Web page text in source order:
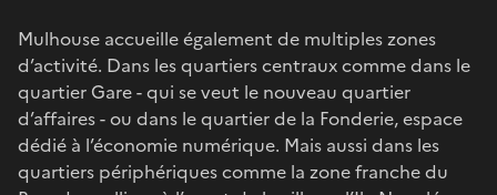
Mulhouse accueille également de multiples zones
d’activité. Dans les quartiers centraux comme dans le
quartier Gare - qui se veut le nouveau quartier
d’affaires - ou dans le quartier de la Fonderie, espace
dédié à l’économie numérique. Mais aussi dans les
quartiers périphériques comme la zone franche du